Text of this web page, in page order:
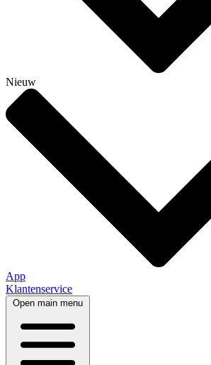
Nieuw
App
Klantenservice
Open main menu